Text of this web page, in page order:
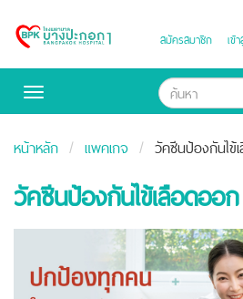
Bangpakok
สมัครสมาชิก เข้
Toggle
หน้าหลัก แพคเกจ วัคซีนป้องกันไ
วัคซีนป้องกันไข้เลือดออ